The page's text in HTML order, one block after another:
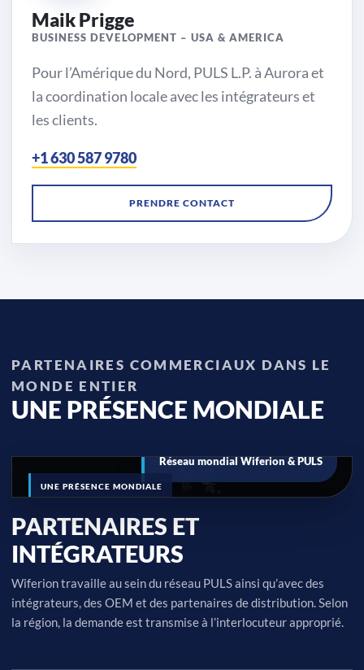
Maik Prigge
BUSINESS DEVELOPMENT – USA & AMERICA
Pour l’Amérique du Nord, PULS L.P. à Aurora et
la coordination locale avec les intégrateurs et
les clients.
+1 630 587 9780
PRENDRE CONTACT
États-Unis et
Amériques
PARTENAIRES COMMERCIAUX DANS LE
MONDE ENTIER
UNE PRÉSENCE MONDIALE
UNE PRÉSENCE MONDIALE
Réseau mondial Wiferion & PULS
PARTENAIRES ET
INTÉGRATEURS
Wiferion travaille au sein du réseau PULS ainsi qu’avec des
intégrateurs, des OEM et des partenaires de distribution. Selon
la région, la demande est transmise à l’interlocuteur approprié.